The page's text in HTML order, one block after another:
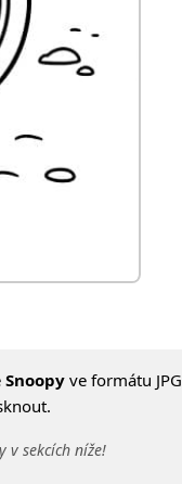
Snoopyve formátu JPG
sekcích níže!